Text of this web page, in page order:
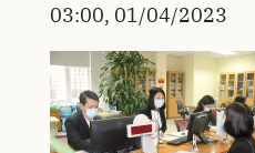
03:00, 01/04/2023